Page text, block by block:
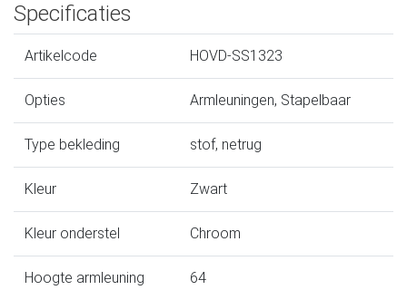
Specificaties
Artikelcode HOVD-SS1323
Opties Armleuningen, Stapelbaar
Type bekleding stof, netrug
Kleur Zwart
Kleur onderstel Chroom
Hoogte armleuning 64